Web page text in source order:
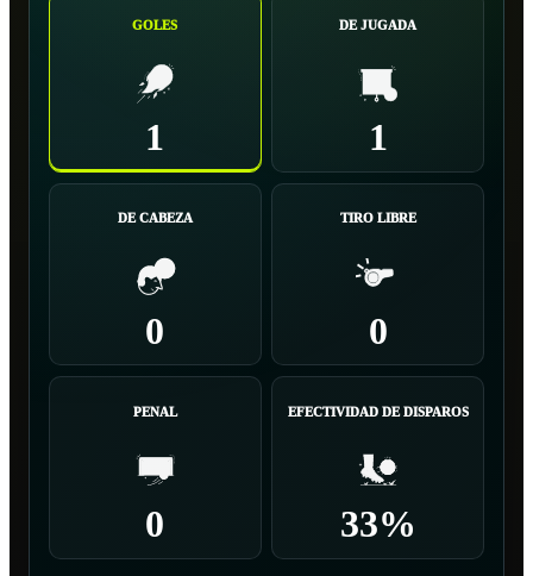
GOLES
1
DE JUGADA
1
DE CABEZA
0
TIRO LIBRE
0
PENAL
0
EFECTIVIDAD DE DISPAROS
33%